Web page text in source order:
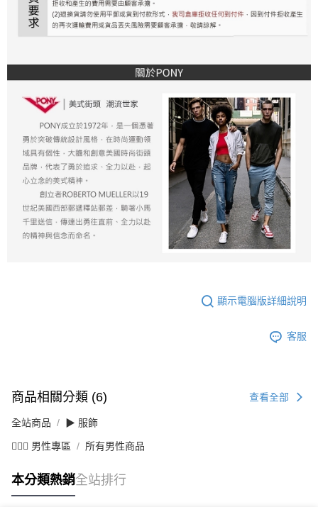
顯示電腦版詳細說明
客服
商品相關分類 (6) 查看全部
全站商品 ▶ 服飾
💁🏻‍♂️ 男性專區 所有男性商品
本分類熱銷全站排行